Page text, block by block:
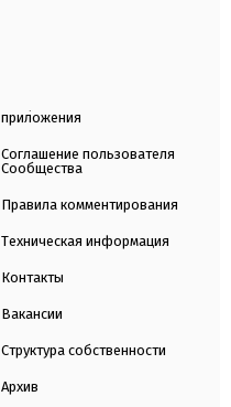
приложения
Соглашение пользователя
Сообщества
Правила комментирования
Техническая информация
Контакты
Вакансии
Структура собственности
Архив